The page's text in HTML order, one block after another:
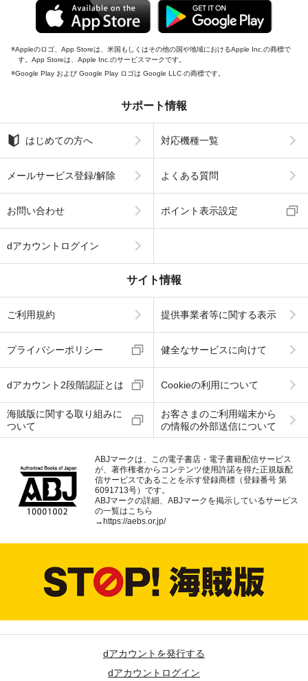
Appleのロゴ、App Storeは、米国もしくはその他の国や地域におけるApple Inc.の商標で
す。App Storeは、Apple Inc.のサービスマークです。
Google Play および Google Play ロゴは Google LLC の商標です。
サポート情報
はじめての方へ 対応機種一覧
メールサービス登録/解除 よくある質問
お問い合わせ ポイント表示設定
dアカウントログイン
サイト情報
ご利用規約 提供事業者等に関する表示
プライバシーポリシー 健全なサービスに向けて
dアカウント2段階認証とは Cookieの利用について
海賊版に関する取り組みに
ついて
お客さまのご利用端末から
の情報の外部送信について
ABJマークは、この電子書店・電子書籍配信サービス
が、著作権者からコンテンツ使用許諾を得た正規版配
信サービスであることを示す登録商標（登録番号 第
6091713号）です。
ABJマークの詳細、ABJマークを掲示しているサービス
の一覧はこちら
→ https://aebs.or.jp/
dアカウントを発行する
dアカウントログイン